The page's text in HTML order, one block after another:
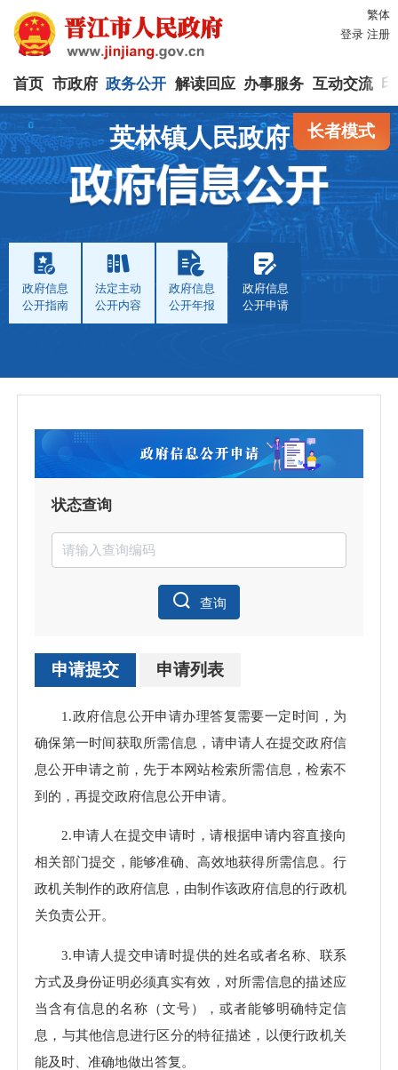
繁体
登录 注册
首页 市政府 政务公开 解读回应 办事服务 互动交流
长者模式
英林镇人民政府
政府信息
公开指南
法定主动
公开内容
政府信息
公开年报
政府信息
公开申请
状态查询
查询
申请提交 申请列表
1.政府信息公开申请办理答复需要一定时间，为
确保第一时间获取所需信息，请申请人在提交政府信
息公开申请之前，先于本网站检索所需信息，检索不
到的，再提交政府信息公开申请。
2.申请人在提交申请时，请根据申请内容直接向
相关部门提交，能够准确、高效地获得所需信息。行
政机关制作的政府信息，由制作该政府信息的行政机
关负责公开。
3.申请人提交申请时提供的姓名或者名称、联系
方式及身份证明必须真实有效，对所需信息的描述应
当含有信息的名称（文号），或者能够明确特定信
息，与其他信息进行区分的特征描述，以便行政机关
能及时、准确地做出答复。